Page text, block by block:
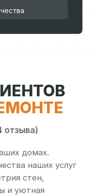
отзыва)
домах.
наших услуг
стен,
и уютная